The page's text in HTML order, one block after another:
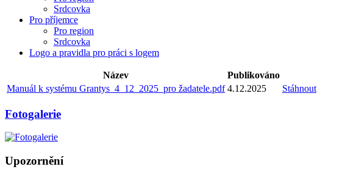
Srdcovka
Pro příjemce
Pro region
Srdcovka
Logo a pravidla pro práci s logem
Název
Publikováno
Manuál k systému Grantys_4_12_2025_pro žadatele.pdf 4.12.2025 Stáhnout
Fotogalerie
Upozornění